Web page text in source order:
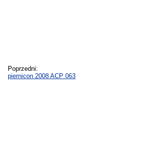
Poprzedni:
piernicon 2008 ACP 063